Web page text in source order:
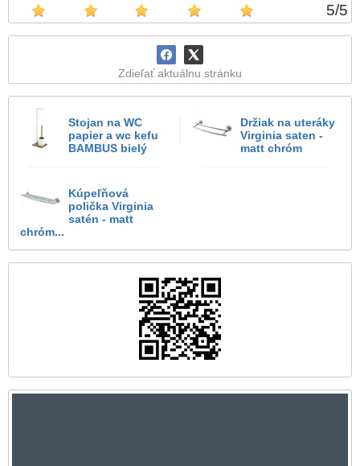
5/5
Zdieľať aktuálnu stránku
Stojan na WC
papier a wc kefu
BAMBUS bielý
Držiak na uteráky
Virginia saten -
matt chróm
Kúpeľňová
polička Virginia
satén - matt
chróm...